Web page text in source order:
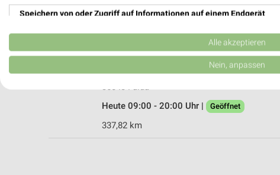
Heute 09:00 - 18:30 Uhr | Geöffnet
Heinrichstraße 85
36043 Fulda
Heute 09:00 - 20:00 Uhr |
Geöffnet
337,82 km
Speichern von oder Zugriff auf Informationen auf einem Endgerät
Verwendung reduzierter Daten zur Auswahl von Werbeanzeigen
Erstellung von Profilen für personalisierte Werbung
Erstellung von Profilen zur Personalisierung von Inhalten
Alle akzeptieren
Nein, anpassen